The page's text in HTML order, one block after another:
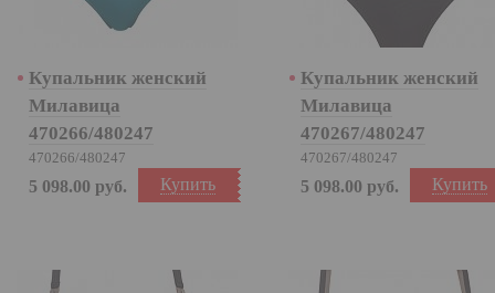
Купальник женский
Милавица
470266/480247
470266/480247
Купить
5 098.00 руб.
Купальник женский
Милавица
470267/480247
470267/480247
Купить
5 098.00 руб.